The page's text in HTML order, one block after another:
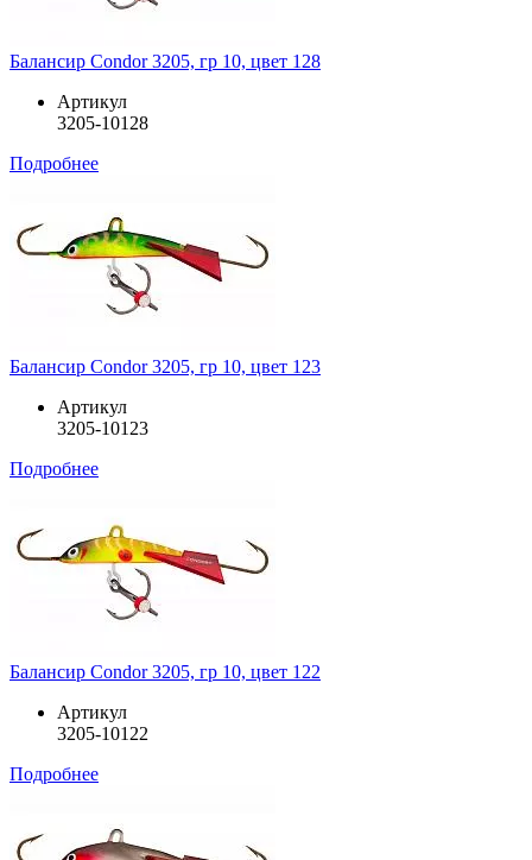
Балансир Condor 3205, гр 10, цвет 128
Артикул
3205-10128
Подробнее
Балансир Condor 3205, гр 10, цвет 123
Артикул
3205-10123
Подробнее
Балансир Condor 3205, гр 10, цвет 122
Артикул
3205-10122
Подробнее